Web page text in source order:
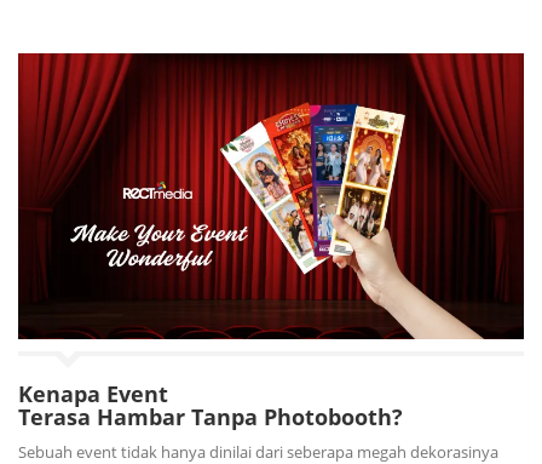
Kenapa Event
Terasa Hambar Tanpa Photobooth?
Sebuah event tidak hanya dinilai dari seberapa megah dekorasinya